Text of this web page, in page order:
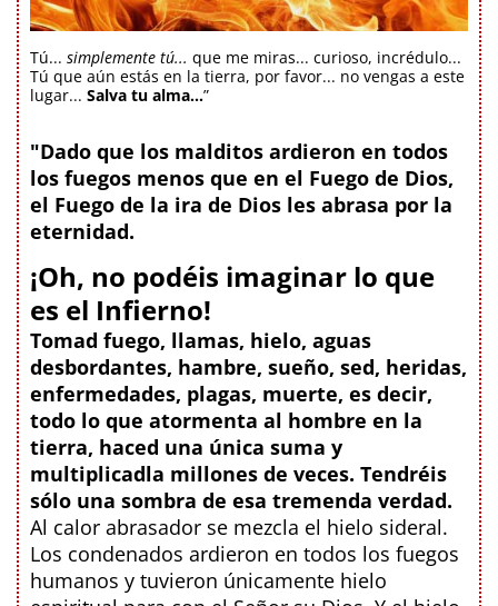
Tú... simplemente tú... que me miras... curioso, incrédulo...
Tú que aún estás en la tierra, por favor... no vengas a este
lugar... Salva tu alma...”
"Dado que los malditos ardieron en todos
los fuegos menos que en el Fuego de Dios,
el Fuego de la ira de Dios les abrasa por la
eternidad.
¡Oh, no podéis imaginar lo que
es el Infierno!
Tomad fuego, llamas, hielo, aguas
desbordantes, hambre, sueño, sed, heridas,
enfermedades, plagas, muerte, es decir,
todo lo que atormenta al hombre en la
tierra, haced una única suma y
multiplicadla millones de veces. Tendréis
sólo una sombra de esa tremenda verdad.
Al calor abrasador se mezcla el hielo sideral.
Los condenados ardieron en todos los fuegos
humanos y tuvieron únicamente hielo